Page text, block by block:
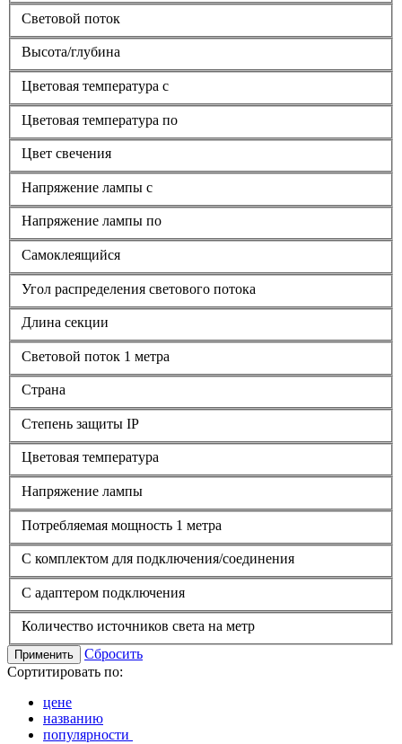
Световой поток
Высота/глубина
Цветовая температура с
Цветовая температура по
Цвет свечения
Напряжение лампы с
Напряжение лампы по
Самоклеящийся
Угол распределения светового потока
Длина секции
Световой поток 1 метра
Страна
Степень защиты IP
Цветовая температура
Напряжение лампы
Потребляемая мощность 1 метра
С комплектом для подключения/соединения
С адаптером подключения
Количество источников света на метр
Применить
Сбросить
Сортитировать по:
цене
названию
популярности